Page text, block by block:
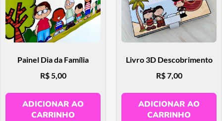
Painel Dia da Família
R$5,00
ADICIONAR AO
CARRINHO
Livro 3D Descobrimento
R$7,00
ADICIONAR AO
CARRINHO